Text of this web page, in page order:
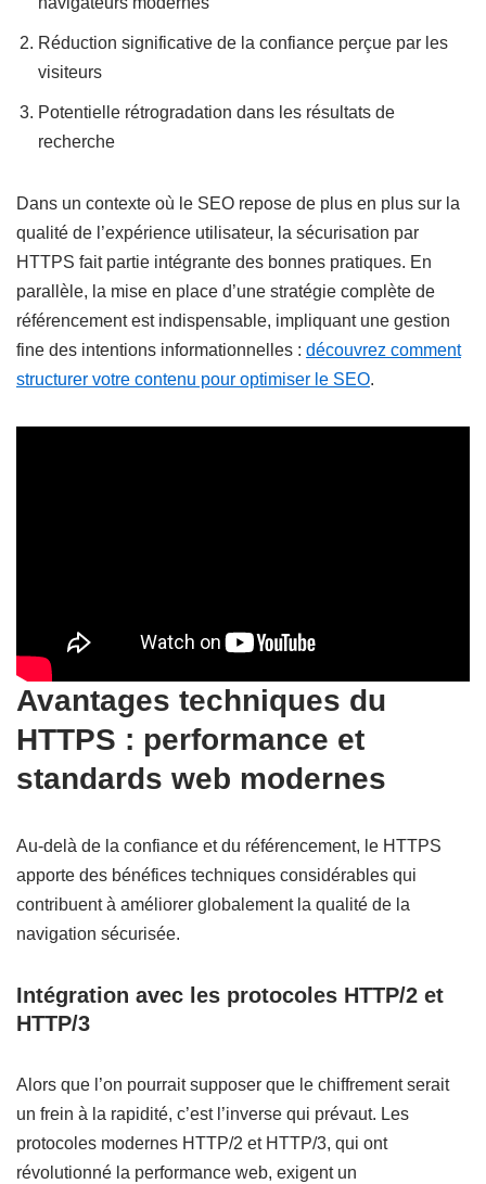
Réduction significative de la confiance perçue par les
visiteurs
Potentielle rétrogradation dans les résultats de
recherche
Dans un contexte où le SEO repose de plus en plus sur la
qualité de l’expérience utilisateur, la sécurisation par
HTTPS fait partie intégrante des bonnes pratiques. En
parallèle, la mise en place d’une stratégie complète de
référencement est indispensable, impliquant une gestion
fine des intentions informationnelles : découvrez comment
structurer votre contenu pour optimiser le SEO.
Avantages techniques du
HTTPS : performance et
standards web modernes
Au-delà de la confiance et du référencement, le HTTPS
apporte des bénéfices techniques considérables qui
contribuent à améliorer globalement la qualité de la
navigation sécurisée.
Intégration avec les protocoles HTTP/2 et
HTTP/3
Alors que l’on pourrait supposer que le chiffrement serait
un frein à la rapidité, c’est l’inverse qui prévaut. Les
protocoles modernes HTTP/2 et HTTP/3, qui ont
révolutionné la performance web, exigent un